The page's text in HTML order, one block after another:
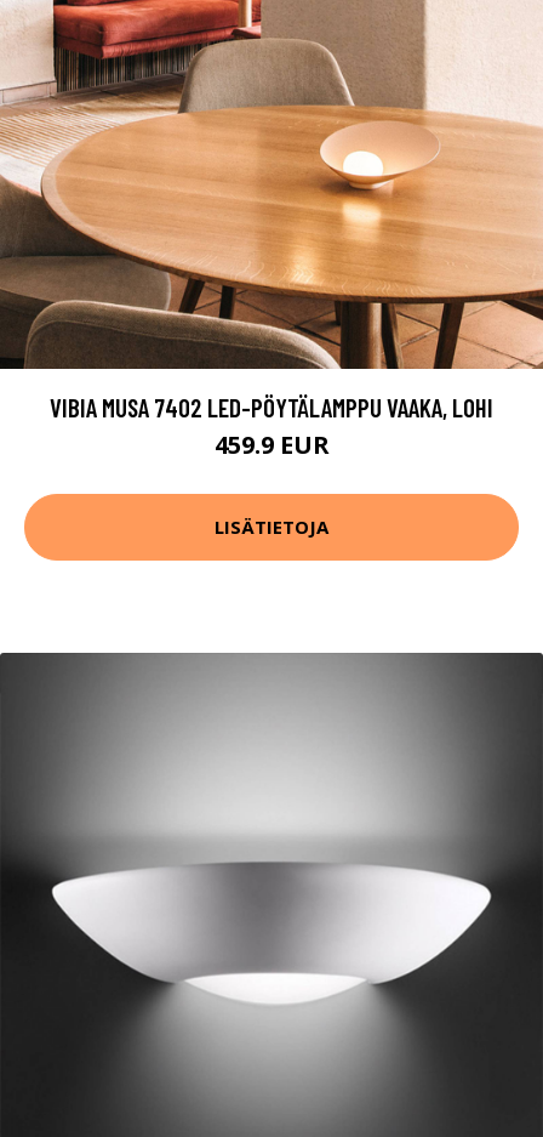
VIBIA MUSA 7402 LED-PÖYTÄLAMPPU VAAKA, LOHI
459.9 EUR
LISÄTIETOJA